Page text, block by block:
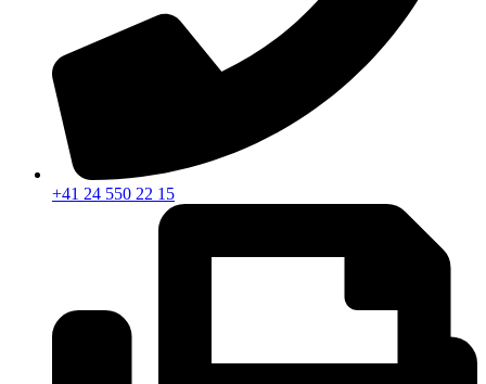
+41 24 550 22 15